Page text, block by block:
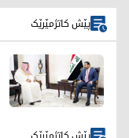
پێش کاتژمێرێک